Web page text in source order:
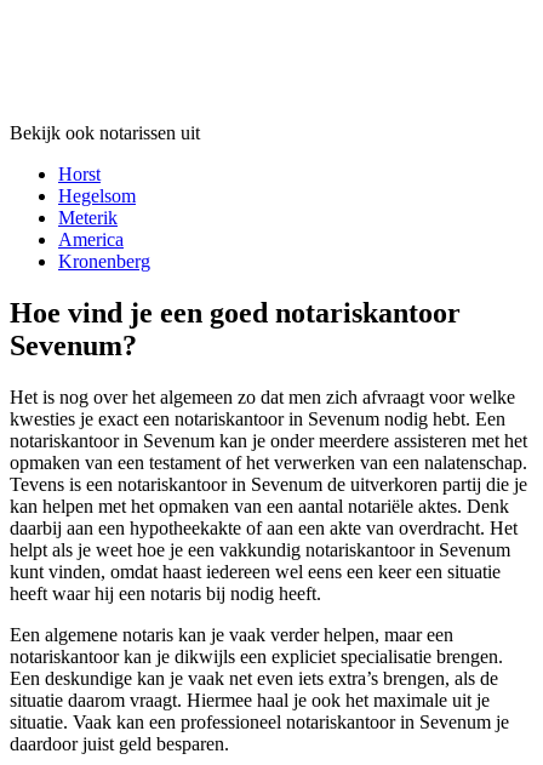
Bekijk ook notarissen uit
Horst
Hegelsom
Meterik
America
Kronenberg
Hoe vind je een goed notariskantoor
Sevenum?
Het is nog over het algemeen zo dat men zich afvraagt voor welke
kwesties je exact een notariskantoor in Sevenum nodig hebt. Een
notariskantoor in Sevenum kan je onder meerdere assisteren met het
opmaken van een testament of het verwerken van een nalatenschap.
Tevens is een notariskantoor in Sevenum de uitverkoren partij die je
kan helpen met het opmaken van een aantal notariële aktes. Denk
daarbij aan een hypotheekakte of aan een akte van overdracht. Het
helpt als je weet hoe je een vakkundig notariskantoor in Sevenum
kunt vinden, omdat haast iedereen wel eens een keer een situatie
heeft waar hij een notaris bij nodig heeft.
Een algemene notaris kan je vaak verder helpen, maar een
notariskantoor kan je dikwijls een expliciet specialisatie brengen.
Een deskundige kan je vaak net even iets extra’s brengen, als de
situatie daarom vraagt. Hiermee haal je ook het maximale uit je
situatie. Vaak kan een professioneel notariskantoor in Sevenum je
daardoor juist geld besparen.